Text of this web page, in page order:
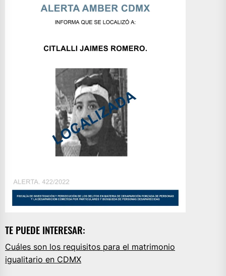
TE PUEDE INTERESAR:
Cuáles son los requisitos para el matrimonio
igualitario en CDMX